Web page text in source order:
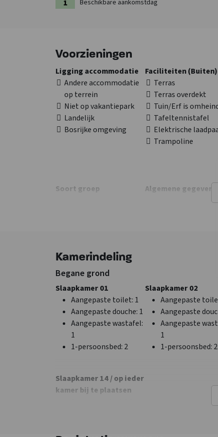
Beschikbare aankomstdag
Voorzieningen
Ligging accommodatie
Andere accommodatie
op terrein
Niet op vakantiepark
Landelijk
Bosrijke omgeving
Faciliteiten (Buiten)
Terras
Terras overdekt
Tuin/Erf is
Tafeltennistafel
Elektrische
Trampoline
Soort groep
Jongeren < 30 jaar
niet toegestaan
Algemene gegevens
: A+++
Huisdieren niet
toegestaan
Slaapkamer met
eigen sanitair
Keuken
Soort fornuis : Gas
Koelkast
Slaapkamer
Kamerindeling
Begane grond
Slaapkamer 01
Aangepaste toilet: 1
Aangepaste douche: 1
Aangepaste wastafel:
1
1-persoonsbed: 2
Slaapkamer 02
Aangepaste
Aangepaste
Aangepaste
1
1-persoonsbed: 2
Slaapkamer 14 / op ieder
kamer bij te plaatsen
Verdieping 1